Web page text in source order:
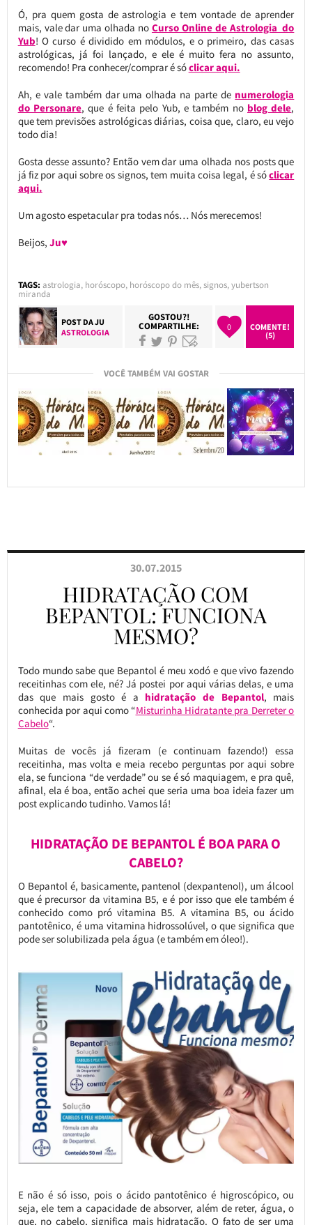
Ó, pra quem gosta de astrologia e tem vontade de aprender
mais, vale dar uma olhada no Curso Online de Astrologia do
Yub! O curso é dividido em módulos, e o primeiro, das casas
astrológicas, já foi lançado, e ele é muito fera no assunto,
recomendo! Pra conhecer/comprar é sóclicar aqui.
Ah, e vale também dar uma olhada na parte de numerologia
do Personare, que é feita pelo Yub, e também no blog dele,
que tem previsões astrológicas diárias, coisa que, claro, eu vejo
todo dia!
Gosta desse assunto? Então vem dar uma olhada nos posts que
já fiz por aqui sobre os signos, tem muita coisa legal, é sóclicar
aqui.
Um agosto espetacular pra todas nós… Nós merecemos!
Beijos, Ju♥
TAGS: astrologia, horóscopo, horóscopo do mês,signos,yubertson
miranda
POST DAJU
ASTROLOGIA
GOSTOU?!
COMPARTILHE: 0
COMENTE!
(5)
VOCÊ TAMBÉM VAI GOSTAR
30.07.2015
HIDRATAÇÃO COM
BEPANTOL: FUNCIONA
MESMO?
Todo mundo sabe que Bepantol é meu xodó e que vivo fazendo
receitinhas com ele, né? Já postei por aqui várias delas, e uma
das que mais gosto é a hidratação de Bepantol, mais
conhecida por aqui como “Misturinha Hidratante pra Derreter o
Cabelo“.
Muitas de vocês já fizeram (e continuam fazendo!) essa
receitinha, mas volta e meia recebo perguntas por aqui sobre
ela, se funciona “de verdade” ou se é só maquiagem, e pra quê,
afinal, ela é boa, então achei que seria uma boa ideia fazer um
post explicando tudinho. Vamos lá!
HIDRATAÇÃO DE BEPANTOL É BOA PARA O
CABELO?
O Bepantol é, basicamente, pantenol (dexpantenol), um álcool
que é precursor da vitamina B5, e é por isso que ele também é
conhecido como pró vitamina B5. A vitamina B5, ou ácido
pantotênico, é uma vitamina hidrossolúvel, o que significa que
pode ser solubilizada pela água (e também em óleo!).
E não é só isso, pois o ácido pantotênico é higroscópico, ou
seja, ele tem a capacidade de absorver, além de reter, água, o
que, no cabelo, significa mais hidratação. O fato de ser uma